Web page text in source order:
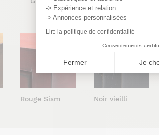
-> Expérience et relation
-> Annonces personnalisées
Lire la politique de confidentialité
Consentements
Fermer Je
satiné
satiné
Rouge Siam Noir vieilli